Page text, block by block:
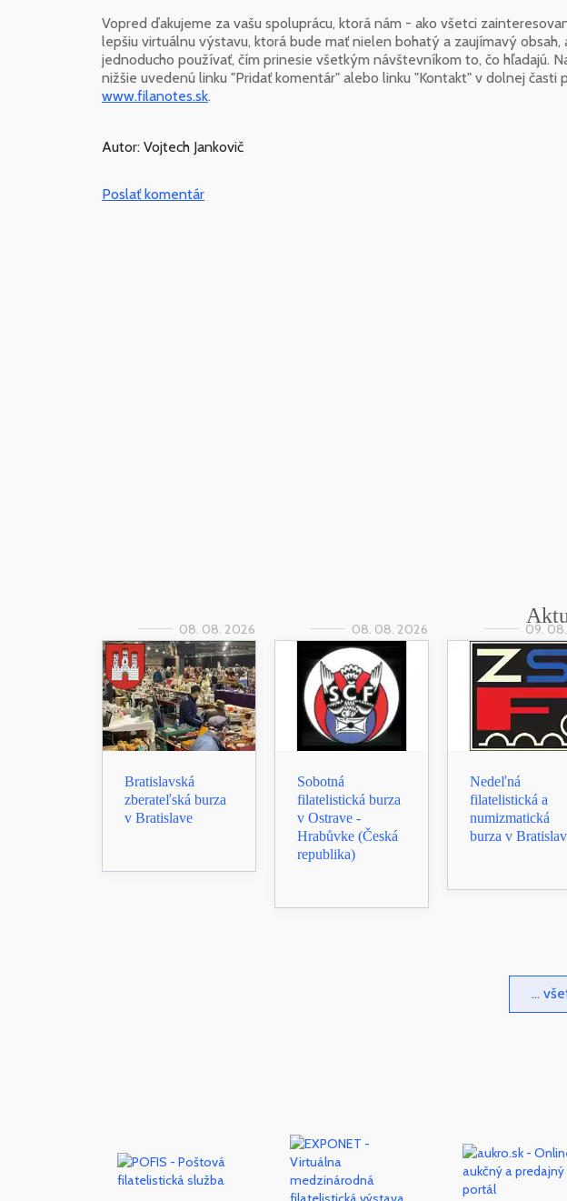
Vopred ďakujeme za vašu spoluprácu, ktorá nám - ako všetci
lepšiu virtuálnu výstavu, ktorá bude mať nielen bohatý a zaujímavý obsah,
jednoducho používať, čím prinesie všetkým návštevníkom to, čo hľadajú.
nižšie uvedenú linku "Pridať komentár" alebo linku "Kontakt" v dolnej časti
www.filanotes.sk.
Autor: Vojtech Jankovič
Poslať komentár
08. 08. 2026
Bratislavská
zberateľská burza
v Bratislave
08. 08. 2026
Sobotná
filatelistická burza
v Ostrave -
Hrabůvke (Česká
republika)
09.
Nedeľná
filatelistická a
numizmatická
burza v
...